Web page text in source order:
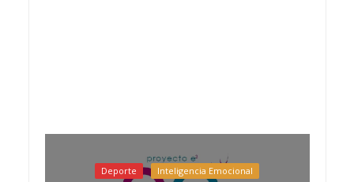
Deporte Inteligencia Emocional